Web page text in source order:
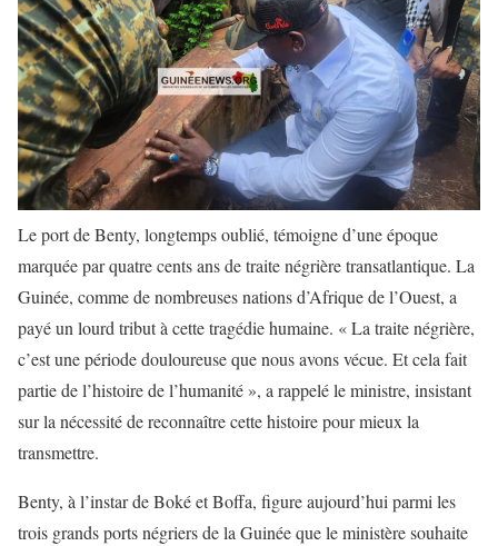
Le port de Benty, longtemps oublié, témoigne d’une époque
marquée par quatre cents ans de traite négrière transatlantique. La
Guinée, comme de nombreuses nations d’Afrique de l’Ouest, a
payé un lourd tribut à cette tragédie humaine. « La traite négrière,
c’est une période douloureuse que nous avons vécue. Et cela fait
partie de l’histoire de l’humanité », a rappelé le ministre, insistant
sur la nécessité de reconnaître cette histoire pour mieux la
transmettre.
Benty, à l’instar de Boké et Boffa, figure aujourd’hui parmi les
trois grands ports négriers de la Guinée que le ministère souhaite